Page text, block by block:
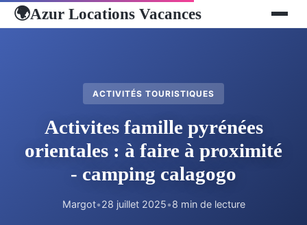
🌍Azur Locations Vacances
ACTIVITÉS TOURISTIQUES
Activites famille pyrénées
orientales : à faire à proximité
- camping calagogo
Margot•28 juillet 2025•8 min de lecture